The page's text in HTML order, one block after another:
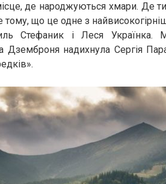
де народжуються хмари. Де
що це одне з
Стефаник і Леся Українка.
Дземброня надихнула Сергія